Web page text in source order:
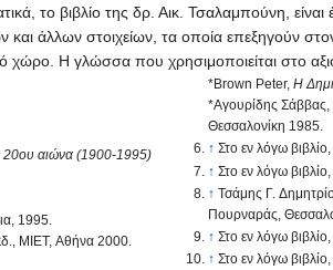
το βιβλίο της δρ. Αικ. Τσαλαμπούνη,
και άλλων στοιχείων, τα οποία επεξηγούν
Η γλώσσα που χρησιμοποιείται στο
20ου αιώνα (1900-1995)
1995.
ΜΙΕΤ, Αθήνα 2000.
*Brown Peter, Η
*Αγουρίδης Σάββας,
Θεσσαλονίκη 1985.
↑ Στο εν λόγω
↑ Στο εν λόγω
↑ Τσάμης Γ.
Πουρναράς,
↑ Στο εν λόγω
↑ Στο εν λόγω